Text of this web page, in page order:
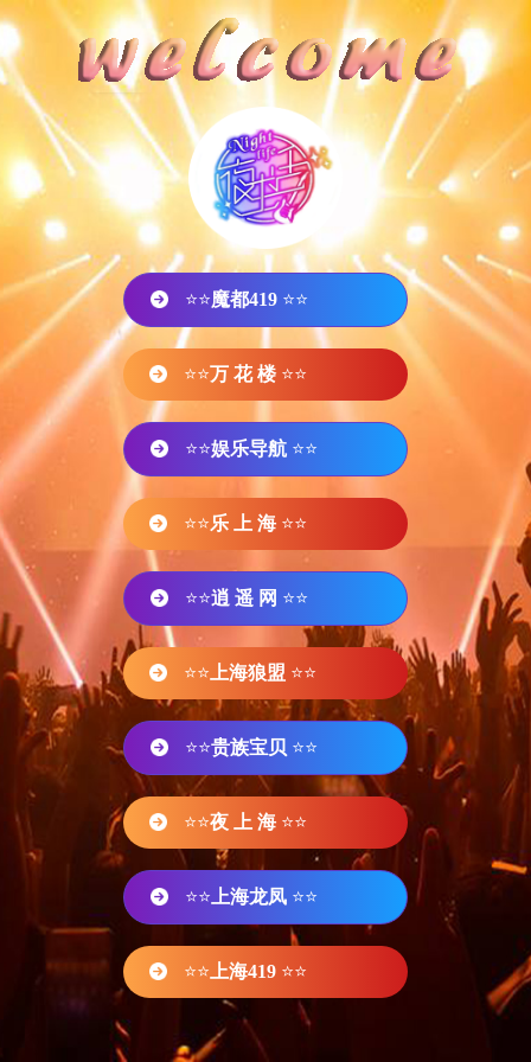
⭐⭐魔都419 ⭐⭐
⭐⭐万 花 楼 ⭐⭐
⭐⭐娱乐导航 ⭐⭐
⭐⭐乐 上 海 ⭐⭐
⭐⭐逍 遥 网 ⭐⭐
⭐⭐ 上海狼盟 ⭐⭐
⭐⭐贵族宝贝 ⭐⭐
⭐⭐夜 上 海 ⭐⭐
⭐⭐ 上海龙凤 ⭐⭐
⭐⭐ 上海419 ⭐⭐